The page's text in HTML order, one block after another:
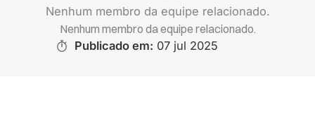
Nenhum membro da equipe relacionado.
Nenhum membro da equipe relacionado.
Publicado em: 07 jul 2025